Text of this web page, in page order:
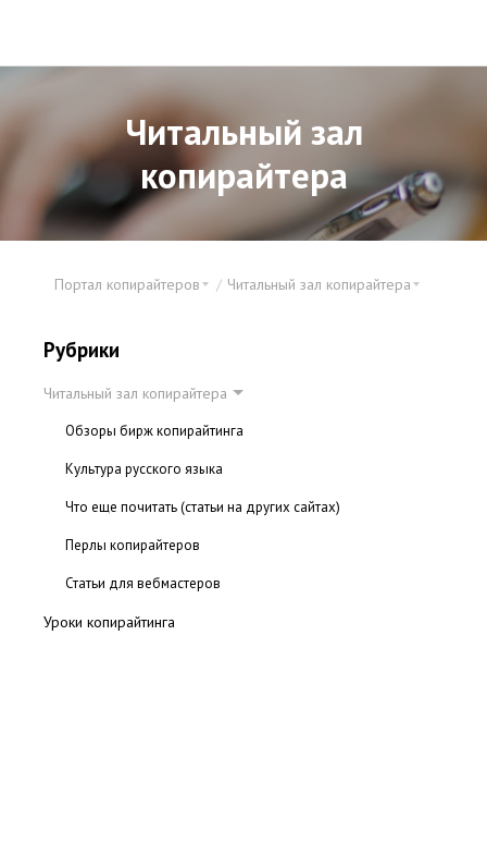
Читальный зал
копирайтера
Портал копирайтеров Читальный зал копирайтера
Рубрики
Читальный зал копирайтера
Обзоры бирж копирайтинга
Культура русского языка
Что еще почитать (статьи на других сайтах)
Перлы копирайтеров
Статьи для вебмастеров
Уроки копирайтинга